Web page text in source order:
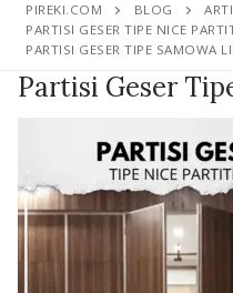
PIREKI.COM BLOG
PARTISI GESER TIPE NICE
PARTISI GESER TIPE SAMOWA
Partisi Geser